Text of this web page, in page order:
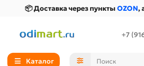
📦 Доставка через пункты OZON,
+7
Каталог